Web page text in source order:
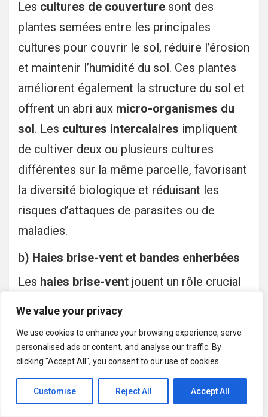
We value your privacy
We use cookies to enhance your browsing experience, serve
personalised ads or content, and analyse our traffic. By
clicking "Accept All", you consent to our use of cookies.
Customise Reject All Accept All
Les cultures de couverture sont des
plantes semées entre les principales
cultures pour couvrir le sol, réduire l’érosion
et maintenir l’humidité du sol. Ces plantes
améliorent également la structure du sol et
offrent un abri aux micro-organismes du
sol. Les cultures intercalaires impliquent
de cultiver deux ou plusieurs cultures
différentes sur la même parcelle, favorisant
la diversité biologique et réduisant les
risques d’attaques de parasites ou de
maladies.
b) Haies brise-vent et bandes enherbées
Les haies brise-vent jouent un rôle crucial
maintenir l’humidité et à favoriser la
biodiversité en offrant un abri auxinsectes
pollinisateurset aux autres espèces. Les
bandes enherbées, qui sont des zones de